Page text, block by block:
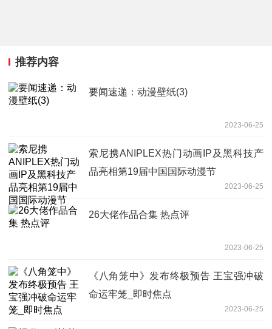
推荐内容
要闻速递：动漫壁纸(3)
2023-06-25
索尼携ANIPLEX热门动画IP及黑科技产
品亮相第19届中国国际动漫节
2023-06-25
26大佬作品合集 热点评
2023-06-25
《八角笼中》发布终极预告 王宝强冲破
命运牢笼_即时焦点
2023-06-25